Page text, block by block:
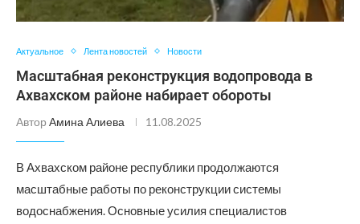
Актуальное Лента новостей Новости
Масштабная реконструкция водопровода в
Ахвахском районе набирает обороты
Автор Амина Алиева 11.08.2025
В Ахвахском районе республики продолжаются
масштабные работы по реконструкции системы
водоснабжения. Основные усилия специалистов